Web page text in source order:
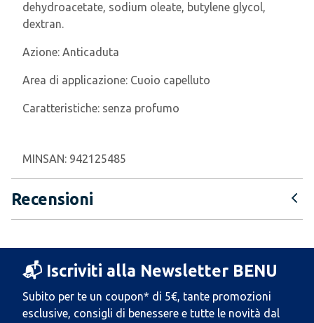
dehydroacetate, sodium oleate, butylene glycol,
dextran.
Azione: Anticaduta
Area di applicazione: Cuoio capelluto
Caratteristiche: senza profumo
MINSAN: 942125485
Recensioni
📬 Iscriviti alla Newsletter BENU
Subito per te un coupon* di 5€, tante promozioni
esclusive, consigli di benessere e tutte le novità dal